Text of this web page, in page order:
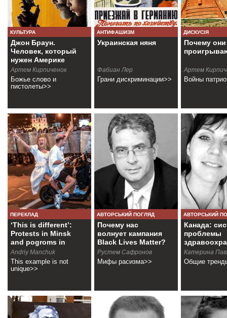
КУЛЬТУРА
Джон Браун.
Человек, который
нужен Америке
Артем Кирпиченок
Божье слово и
пистолеты>>
АНТИФАШИЗМ
Украинская няня
Фабиан Лер
Грани дискриминации>>
ДИСКУСІЯ
Почему они
Артем
Войны
ПЕРЕКЛАД
‘This is different’:
Protests in Minsk
and pogroms in
Paris
Andriy Manchuk
This example is not
unique>>
АВТОРСЬКИЙ ПОГЛЯД
Почему нас
волнует кампания
Black Lives Matter?
Рустем Сафронов
Мифы расизма>>
АВТОРСЬКИЙ
Канада:
проблемы
Катерина
Общие